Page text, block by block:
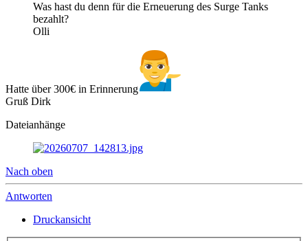
Was hast du denn für die Erneuerung des Surge Tanks
bezahlt?
Olli
Hatte über 300€ in Erinnerung
Gruß Dirk
Dateianhänge
Nach oben
Antworten
Druckansicht